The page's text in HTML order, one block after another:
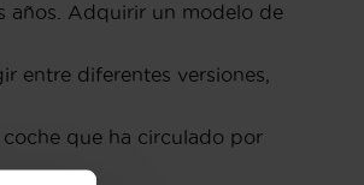
años. Adquirir un modelo de
entre diferentes versiones,
que ha circulado por